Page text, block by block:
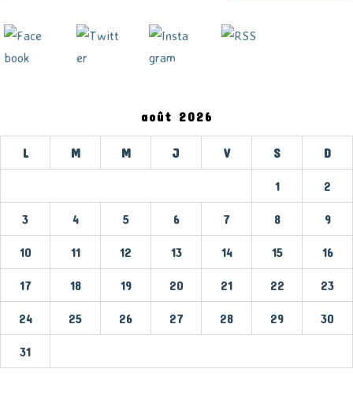
août 2026
L M M J V S D
1 2
3 4 5 6 7 8 9
10 11 12 13 14 15 16
17 18 19 20 21 22 23
24 25 26 27 28 29 30
31